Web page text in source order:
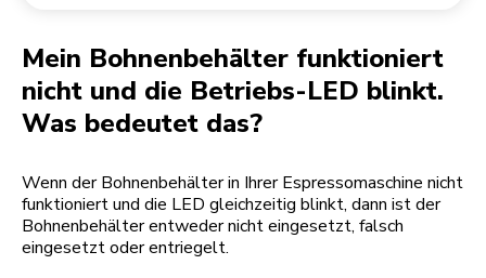
Mein Bohnenbehälter funktioniert
nicht und die Betriebs-LED blinkt.
Was bedeutet das?
Wenn der Bohnenbehälter in Ihrer Espressomaschine nicht
funktioniert und die LED gleichzeitig blinkt, dann ist der
Bohnenbehälter entweder nicht eingesetzt, falsch
eingesetzt oder entriegelt.